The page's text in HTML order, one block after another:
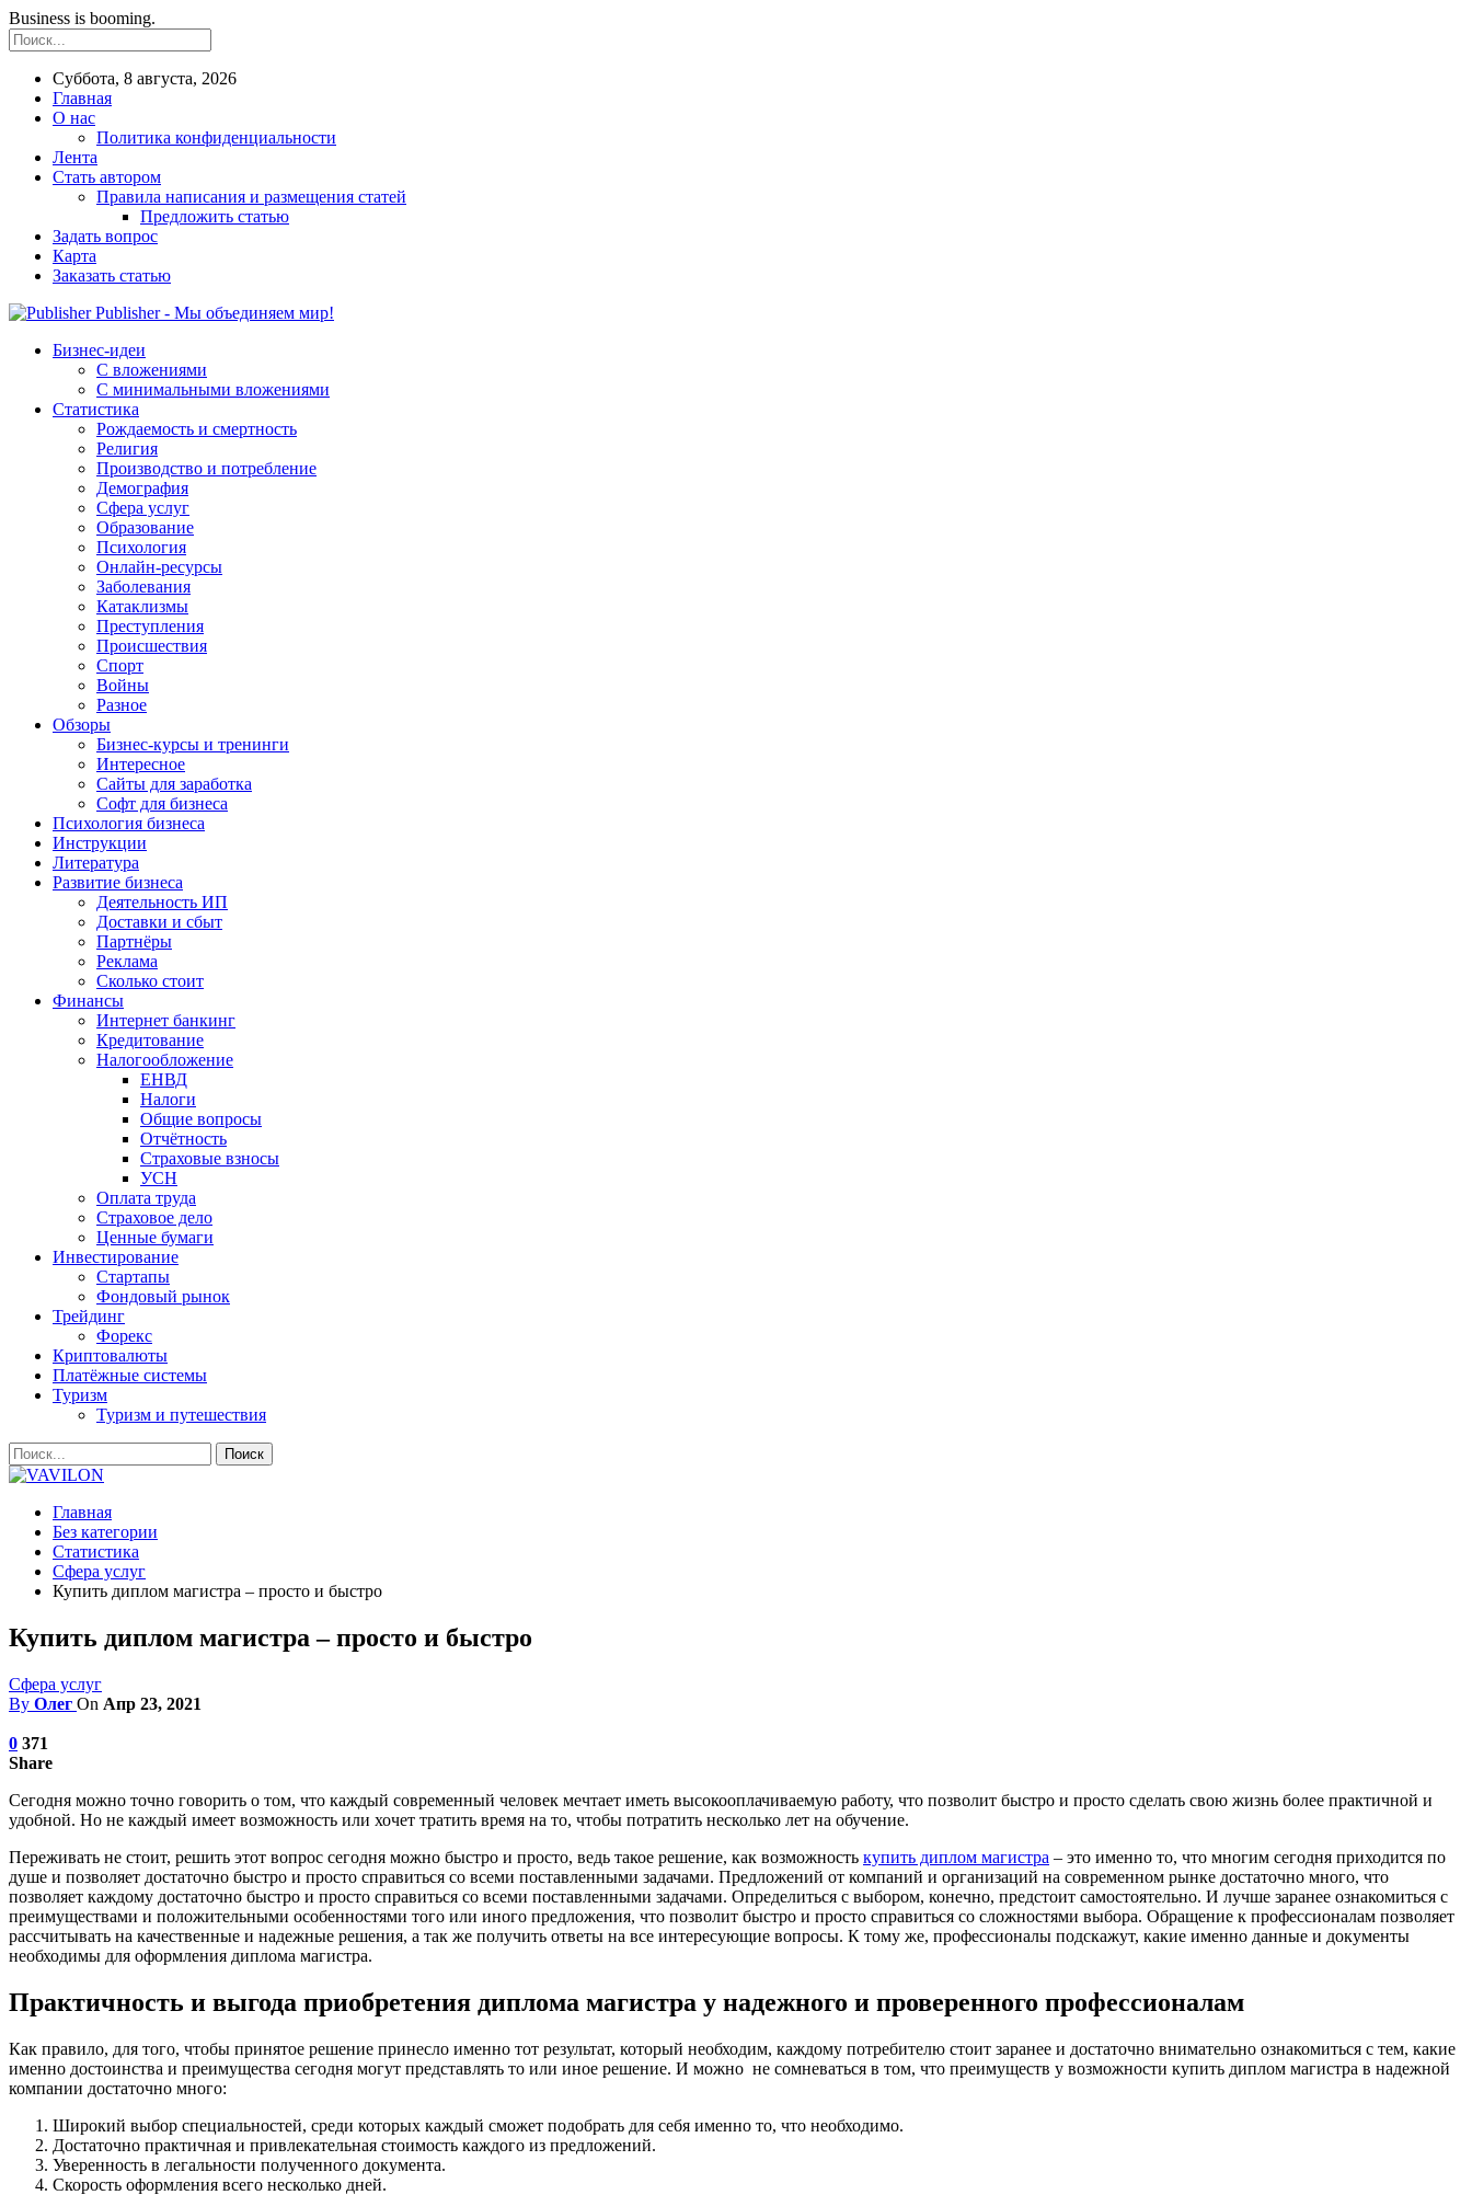
Business is booming.
Суббота, 8 августа, 2026
Главная
О нас
Политика конфиденциальности
Лента
Стать автором
Правила написания и размещения статей
Предложить статью
Задать вопрос
Карта
Заказать статью
Publisher - Мы объединяем мир!
Бизнес-идеи
С вложениями
С минимальными вложениями
Статистика
Рождаемость и смертность
Религия
Производство и потребление
Демография
Сфера услуг
Образование
Психология
Онлайн-ресурсы
Заболевания
Катаклизмы
Преступления
Происшествия
Спорт
Войны
Разное
Обзоры
Бизнес-курсы и тренинги
Интересное
Сайты для заработка
Софт для бизнеса
Психология бизнеса
Инструкции
Литература
Развитие бизнеса
Деятельность ИП
Доставки и сбыт
Партнёры
Реклама
Сколько стоит
Финансы
Интернет банкинг
Кредитование
Налогообложение
ЕНВД
Налоги
Общие вопросы
Отчётность
Страховые взносы
УСН
Оплата труда
Страховое дело
Ценные бумаги
Инвестирование
Стартапы
Фондовый рынок
Трейдинг
Форекс
Криптовалюты
Платёжные системы
Туризм
Туризм и путешествия
Главная
Без категории
Статистика
Сфера услуг
Купить диплом магистра – просто и быстро
Купить диплом магистра – просто и быстро
Сфера услуг
By Олег On Апр 23, 2021
0 371
Share
Сегодня можно точно говорить о том, что каждый современный человек мечтает иметь высокооплачиваемую работу, что позволит быстро и просто сделать свою жизнь более практичной и
удобной. Но не каждый имеет возможность или хочет тратить время на то, чтобы потратить несколько лет на обучение.
Переживать не стоит, решить этот вопрос сегодня можно быстро и просто, ведь такое решение, как возможность купить диплом магистра – это именно то, что многим сегодня приходится по
душе и позволяет достаточно быстро и просто справиться со всеми поставленными задачами. Предложений от компаний и организаций на современном рынке достаточно много, что
позволяет каждому достаточно быстро и просто справиться со всеми поставленными задачами. Определиться с выбором, конечно, предстоит самостоятельно. И лучше заранее ознакомиться с
преимуществами и положительными особенностями того или иного предложения, что позволит быстро и просто справиться со сложностями выбора. Обращение к профессионалам позволяет
рассчитывать на качественные и надежные решения, а так же получить ответы на все интересующие вопросы. К тому же, профессионалы подскажут, какие именно данные и документы
необходимы для оформления диплома магистра.
Практичность и выгода приобретения диплома магистра у надежного и проверенного профессионалам
Как правило, для того, чтобы принятое решение принесло именно тот результат, который необходим, каждому потребителю стоит заранее и достаточно внимательно ознакомиться с тем, какие
именно достоинства и преимущества сегодня могут представлять то или иное решение. И можно не сомневаться в том, что преимуществ у возможности купить диплом магистра в надежной
компании достаточно много:
Широкий выбор специальностей, среди которых каждый сможет подобрать для себя именно то, что необходимо.
Достаточно практичная и привлекательная стоимость каждого из предложений.
Уверенность в легальности полученного документа.
Скорость оформления всего несколько дней.